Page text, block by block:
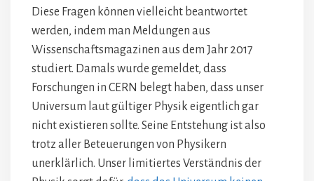
Diese Fragen können vielleicht beantwortet
werden, indem man Meldungen aus
Wissenschaftsmagazinen aus dem Jahr 2017
studiert. Damals wurde gemeldet, dass
Forschungen in CERN belegt haben, dass unser
Universum laut gültiger Physik eigentlich gar
nicht existieren sollte. Seine Entstehung ist also
trotz aller Beteuerungen von Physikern
unerklärlich. Unser limitiertes Verständnis der